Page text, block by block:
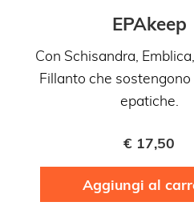
EPAkeep
Con Schisandra,
Fillanto che
epatiche.
€ 17,50
Aggiungi al